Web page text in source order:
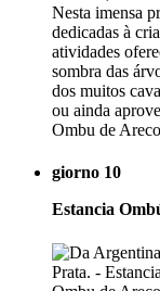
Nesta imensa
dedicadas à
atividades
sombra das
dos muitos
ou ainda
Ombu de
giorno 10
Estancia